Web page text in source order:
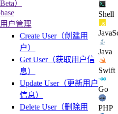
）
用户管理
Create User（创建用
户）
Get User（获取用户信
息）
Update User（更新用户
信息）
Delete User（删除用
Shell
Java
Swift
Go
PHP